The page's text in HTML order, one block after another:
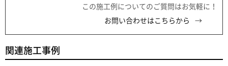
この施工例についてのご質問はお気軽に！
お問い合わせはこちらから
関連施工事例